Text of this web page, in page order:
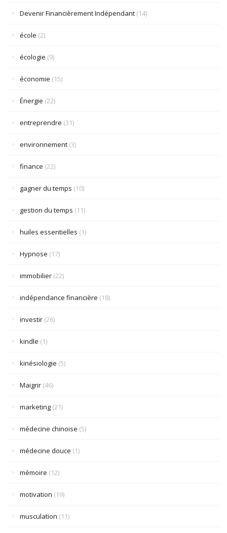
Devenir Financièrement Indépendant (14)
école (2)
écologie (9)
économie (15)
Énergie (22)
entreprendre (31)
environnement (3)
finance (22)
gagner du temps (10)
gestion du temps (11)
huiles essentielles (1)
Hypnose (17)
immobilier (22)
indépendance financière (18)
investir (26)
kindle (1)
kinésiologie (5)
Maigrir (46)
marketing (21)
médecine chinoise (5)
médecine douce (1)
mémoire (12)
motivation (19)
musculation (11)